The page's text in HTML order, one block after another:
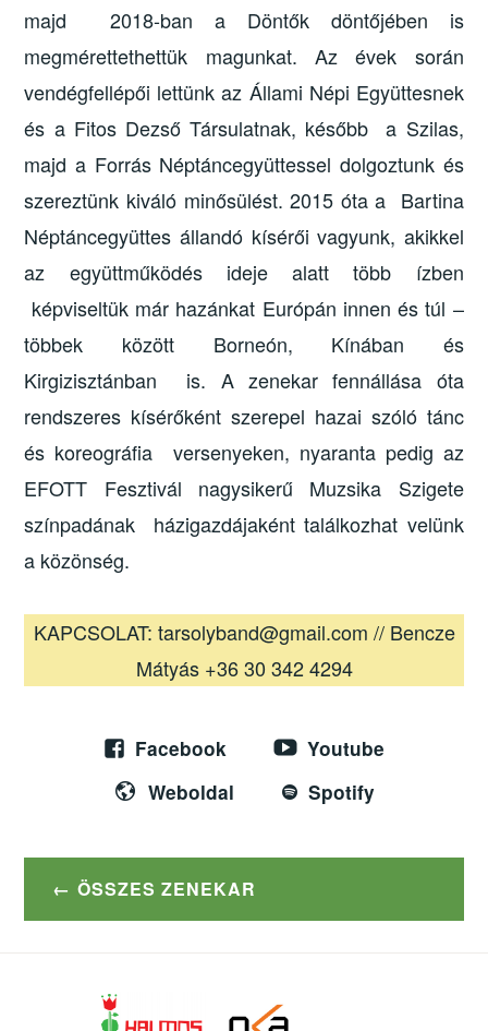
majd 2018-ban a Döntők döntőjében is
megmérettethettük magunkat. Az évek során
vendégfellépői lettünk az Állami Népi Együttesnek
és a Fitos Dezső Társulatnak, később a Szilas,
majd a Forrás Néptáncegyüttessel dolgoztunk és
szereztünk kiváló minősülést. 2015 óta a Bartina
Néptáncegyüttes állandó kísérői vagyunk, akikkel
az együttműködés ideje alatt több ízben
képviseltük már hazánkat Európán innen és túl –
többek között Borneón, Kínában és
Kirgizisztánban is. A zenekar fennállása óta
rendszeres kísérőként szerepel hazai szóló tánc
és koreográfia versenyeken, nyaranta pedig az
EFOTT Fesztivál nagysikerű Muzsika Szigete
színpadának házigazdájaként találkozhat velünk
a közönség.
KAPCSOLAT: tarsolyband@gmail.com // Bencze
Mátyás +36 30 342 4294
Facebook
Youtube
Weboldal
Spotify
ÖSSZES ZENEKAR